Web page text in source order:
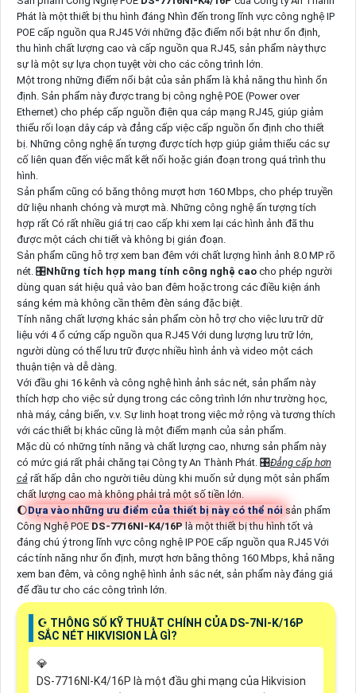
Phát là một thiết bị thu hình đáng Nhìn đến trong lĩnh vực công nghệ IP
POE cấp nguồn qua RJ45 Với những đặc điểm nổi bật như ổn định,
thu hình chất lượng cao và cấp nguồn qua RJ45, sản phẩm này thực
sự là một sự lựa chọn tuyệt vời cho các công trình lớn.
Một trong những điểm nổi bật của sản phẩm là khả năng thu hình ổn
định. Sản phẩm này được trang bị công nghệ POE (Power over
Ethernet) cho phép cấp nguồn điện qua cáp mạng RJ45, giúp giảm
thiểu rối loạn dây cáp và đẳng cấp việc cấp nguồn ổn định cho thiết
bị. Những công nghệ ấn tượng được tích hợp giúp giảm thiểu các sự
cố liên quan đến việc mất kết nối hoặc gián đoạn trong quá trình thu
hình.
Sản phẩm cũng có băng thông mượt hơn 160 Mbps, cho phép truyền
dữ liệu nhanh chóng và mượt mà. Những công nghệ ấn tượng tích
hợp rất Có rất nhiều giá trị cao cấp khi xem lại các hình ảnh đã thu
được một cách chi tiết và không bị gián đoạn.
Sản phẩm cũng hỗ trợ xem ban đêm với chất lượng hình ảnh 8.0 MP rõ
nét. 🎛Những tích hợp mang tính công nghệ caocho phép người
dùng quan sát hiệu quả vào ban đêm hoặc trong các điều kiện ánh
sáng kém mà không cần thêm đèn sáng đặc biệt.
Tính năng chất lượng khác sản phẩm còn hỗ trợ cho việc lưu trữ dữ
liệu với 4 ổ cứng cấp nguồn qua RJ45 Với dung lượng lưu trữ lớn,
người dùng có thể lưu trữ được nhiều hình ảnh và video một cách
thuận tiện và dễ dàng.
Với đầu ghi 16 kênh và công nghệ hình ảnh sắc nét, sản phẩm này
thích hợp cho việc sử dụng trong các công trình lớn như trường học,
nhà máy, cảng biển, v.v. Sự linh hoạt trong việc mở rộng và tương thích
với các thiết bị khác cũng là một điểm mạnh của sản phẩm.
Mặc dù có những tính năng và chất lượng cao, nhưng sản phẩm này
có mức giá rất phải chăng tại Công ty An Thành Phát. 🎛Đẳng cấp hơn
cả rất hấp dẫn cho người tiêu dùng khi muốn sử dụng một sản phẩm
chất lượng cao mà không phải trả một số tiền lớn.
🌔Dựa vào những ưu điểm của thiết bị này có thể nói sản phẩm
Công Nghệ POEDS-7716NI-K4/16Plà một thiết bị thu hình tốt và
đáng chú ý trong lĩnh vực công nghệ IP POE cấp nguồn qua RJ45 Với
các tính năng như ổn định, mượt hơn băng thông 160 Mbps, khả năng
xem ban đêm, và công nghệ hình ảnh sắc nét, sản phẩm này đáng giá
để đầu tư cho các công trình lớn.
☪ THÔNG SỐ KỸ THUẬT CHÍNH CỦA DS-7NI-K/16P
SẮC NÉT HIKVISION LÀ GÌ?
💎
DS-7716NI-K4/16P là một đầu ghi mạng của Hikvision